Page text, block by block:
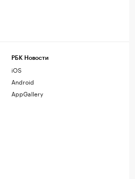
РБК Новости
iOS
Android
AppGallery